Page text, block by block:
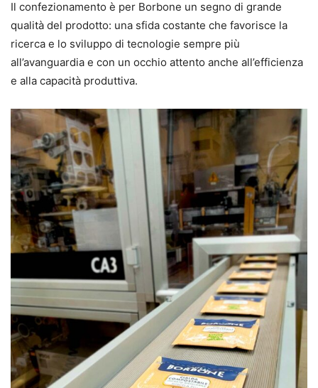
Il confezionamento è per Borbone un segno di grande
qualità del prodotto: una sfida costante che favorisce la
ricerca e lo sviluppo di tecnologie sempre più
all’avanguardia e con un occhio attento anche all’efficienza
e alla capacità produttiva.